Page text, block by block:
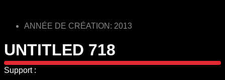
ANNÉE DE CRÉATION: 2013
UNTITLED 718
Support :